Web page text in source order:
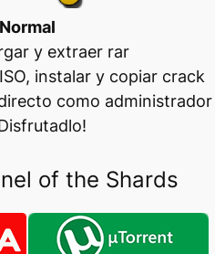
Normal
y extraer rar
instalar y copiar crack
como administrador
!
of the Shards